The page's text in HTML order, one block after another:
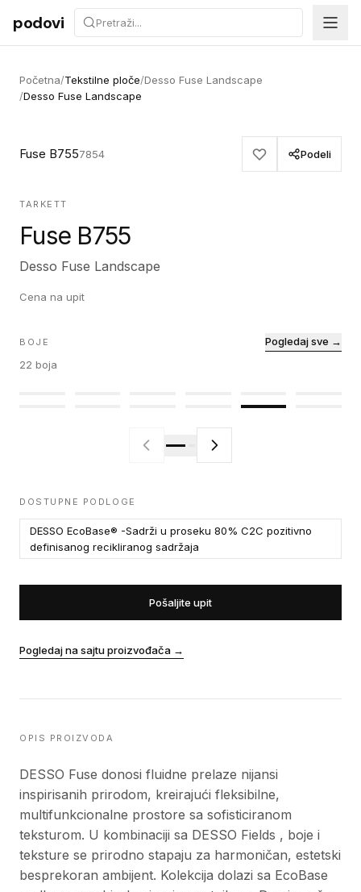
Preskoči na sadržaj
podovi
Početna/Tekstilne ploče/Desso Fuse Landscape
/Desso Fuse Landscape
Fuse B7557854 Podeli
TARKETT
Fuse B755
Desso Fuse Landscape
Cena na upit
BOJE
22 boja
Pogledaj sve →
DOSTUPNE PODLOGE
DESSO EcoBase® -Sadrži u proseku 80% C2C pozitivno
definisanog recikliranog sadržaja
Pošaljite upit
Pogledaj na sajtu proizvođača →
OPIS PROIZVODA
DESSO Fuse donosi fluidne prelaze nijansi
inspirisanih prirodom, kreirajući fleksibilne,
multifunkcionalne prostore sa sofisticiranom
teksturom. U kombinaciji sa DESSO Fields , boje i
teksture se prirodno stapaju za harmoničan, estetski
besprekoran ambijent. Kolekcija dolazi sa EcoBase